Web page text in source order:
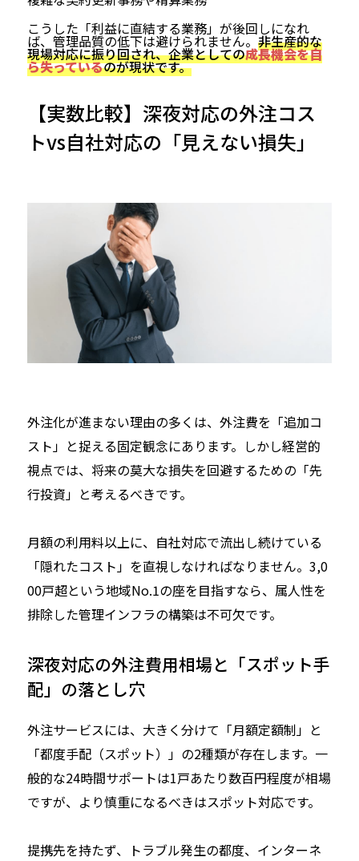
こうした「利益に直結する業務」が後回しになれ
ば、管理品質の低下は避けられません。 非生産的な
現場対応に振り回され、企業としての成長機会を自
ら失っているのが現状です。
【実数比較】深夜対応の外注コス
トvs自社対応の「見えない損失」
外注化が進まない理由の多くは、外注費を「追加コ
スト」と捉える固定観念にあります。しかし経営的
視点では、将来の莫大な損失を回避するための「先
行投資」と考えるべきです。
月額の利用料以上に、自社対応で流出し続けている
「隠れたコスト」を直視しなければなりません。3,0
00戸超という地域No.1の座を目指すなら、属人性を
排除した管理インフラの構築は不可欠です。
深夜対応の外注費用相場と「スポット手
配」の落とし穴
外注サービスには、大きく分けて「月額定額制」と
「都度手配（スポット）」の2種類が存在します。一
般的な24時間サポートは1戸あたり数百円程度が相場
ですが、より慎重になるべきはスポット対応です。
提携先を持たず、トラブル発生の都度、インターネ